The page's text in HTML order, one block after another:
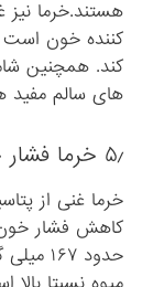
کننده خون
کند. همچنین
های سالم مفید
۵٫ خرما فشار خون را تنظیم می کند:
خرما غنی از
کاهش فشار
حدود